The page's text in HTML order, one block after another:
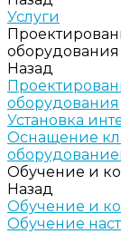
Услуги
оборудования
Назад
оборудования
Установка
Оснащение
Обучение и
Назад
Обучение и
Обучение